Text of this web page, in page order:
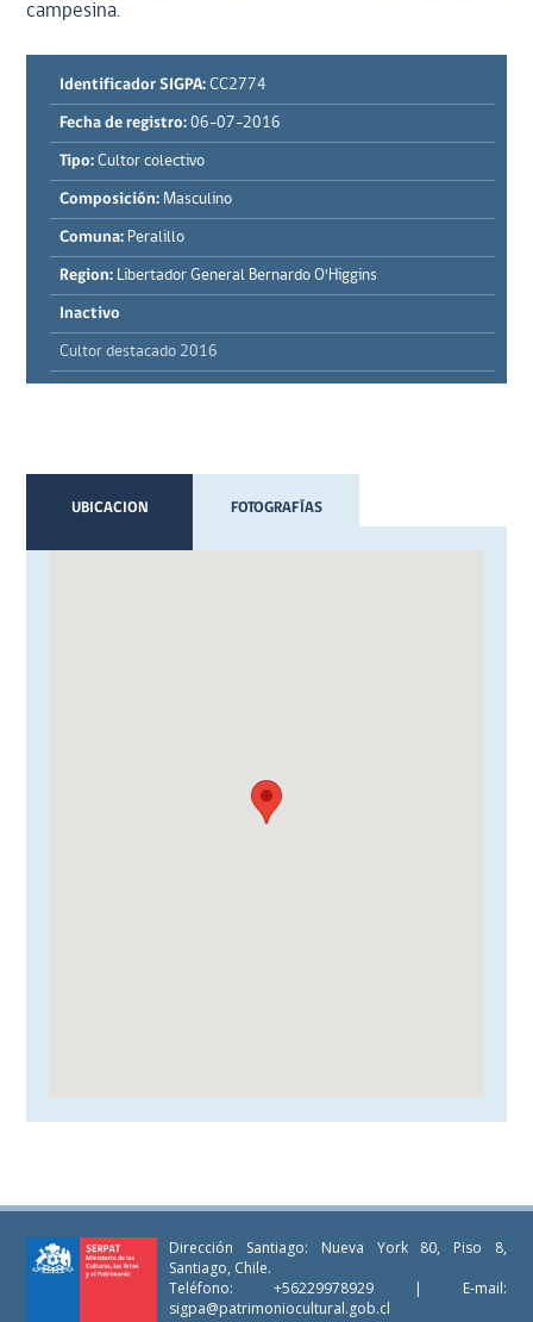
campesina.
Identificador SIGPA: CC2774
Fecha de registro: 06-07-2016
Tipo: Cultor colectivo
Composición: Masculino
Comuna: Peralillo
Region: Libertador General Bernardo O'Higgins
Inactivo
Cultor destacado 2016
UBICACION FOTOGRAFÍAS
Dirección Santiago: Nueva York 80, Piso 8,
Santiago, Chile.
Teléfono: +56229978929 | E-mail:
sigpa@patrimoniocultural.gob.cl